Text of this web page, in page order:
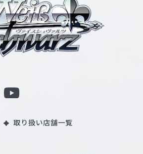
u
取り扱い店舗一覧